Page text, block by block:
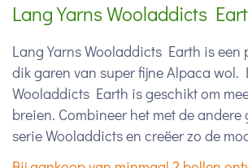
Lang Yarns Wooladdicts
Lang Yarns Wooladdicts Earth is
dik garen van super fijne Alpaca wol.
Wooladdicts Earth is geschikt om
breien. Combineer het met de andere
serie Wooladdicts en creëer zo de